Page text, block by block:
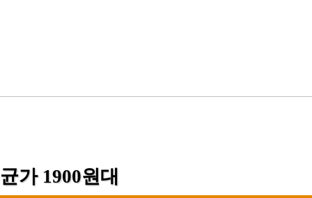
가 1900원대